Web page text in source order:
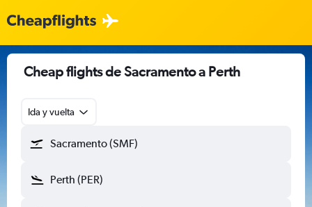
Cheap flights de Sacramento a Perth
Ida y vuelta
Sacramento (SMF)
Perth (PER)